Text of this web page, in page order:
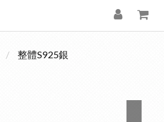
整體S925銀